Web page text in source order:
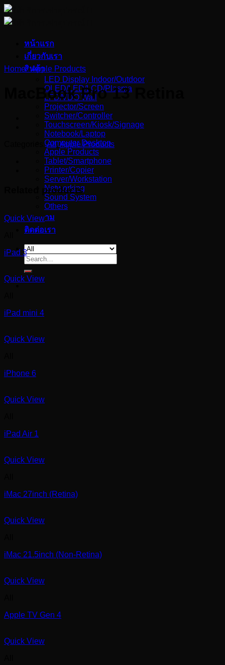
Skip
to
content
หน้าแรก
เกี่ยวกับเรา
สินค้า
LED Display Indoor/Outdoor
OLED/LED/LCD/Plasma
LFD/VDO Wall
Projector/Screen
Switcher/Controller
Touchscreen/Kiosk/Signage
Notebook/Laptop
Computer Desktop
Apple Products
Tablet/Smartphone
Printer/Copier
Server/Workstation
Networking
Sound System
Others
บทความ
ติดต่อเรา
Search
for:
Home / Apple Products
MacBook Pro 13 Retina
Categories:All,Apple Products
Related products
Quick View
iPad 3
Quick View
iPad mini 4
Quick View
iPhone 6
Quick View
iPad Air 1
Quick View
iMac 27inch (Retina)
Quick View
iMac 21.5inch (Non-Retina)
Quick View
Apple TV Gen 4
Quick View